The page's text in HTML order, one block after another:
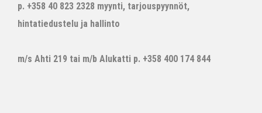
p. +358 40 823 2328 myynti, tarjouspyynnöt,
hintatiedustelu ja hallinto
m/s Ahti 219 tai m/b Alukatti p. +358 400 174 844